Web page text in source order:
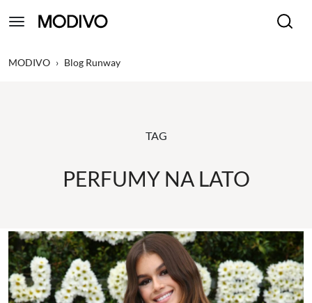
MODIVO › Blog Runway
TAG
PERFUMY NA LATO